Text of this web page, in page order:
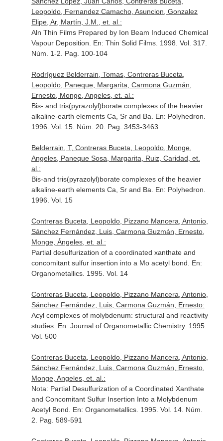
Leopoldo, Fernandez Camacho, Asuncion, Gonzalez
Elipe, Ar, Martín, J.M., et. al.:
Aln Thin Films Prepared by Ion Beam Induced Chemical
Vapour Deposition. En: Thin Solid Films. 1998. Vol. 317.
Núm. 1-2. Pag. 100-104
Rodríguez Belderrain, Tomas, Contreras Buceta,
Leopoldo, Paneque, Margarita, Carmona Guzmán,
Ernesto, Monge, Angeles, et. al.:
Bis- and tris(pyrazolyl)borate complexes of the heavier
alkaline-earth elements Ca, Sr and Ba. En: Polyhedron
1996. Vol. 15. Núm. 20. Pag. 3453-3463
Belderrain, T, Contreras Buceta, Leopoldo, Monge,
Angeles, Paneque Sosa, Margarita, Ruiz, Caridad, et.
al.:
Bis-and tris(pyrazolyl)borate complexes of the heavier
alkaline-earth elements Ca, Sr and Ba. En: Polyhedron
1996. Vol. 15
Contreras Buceta, Leopoldo, Pizzano Mancera, Antonio,
Sánchez Fernández, Luis, Carmona Guzmán, Ernesto,
Monge, Ángeles, et. al.:
Partial desulfurization of a coordinated xanthate and
concomitant sulfur insertion into a Mo acetyl bond. En:
Organometallics. 1995. Vol. 14
Contreras Buceta, Leopoldo, Pizzano Mancera, Antonio,
Sánchez Fernández, Luis, Carmona Guzmán, Ernesto:
Acyl complexes of molybdenum: structural and reactivity
studies. En: Journal of Organometallic Chemistry. 1995.
Vol. 500
Contreras Buceta, Leopoldo, Pizzano Mancera, Antonio,
Sánchez Fernández, Luis, Carmona Guzmán, Ernesto,
Monge, Angeles, et. al.:
Nota: Partial Desulfurization of a Coordinated Xanthate
and Concomitant Sulfur Insertion Into a Molybdenum
Acetyl Bond. En: Organometallics. 1995. Vol. 14. Núm.
2. Pag. 589-591